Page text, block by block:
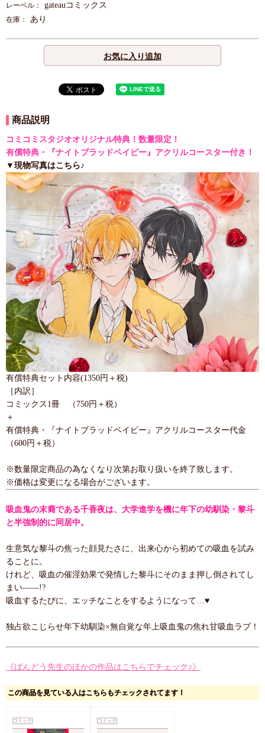
レーベル： gateauコミックス
在庫： あり
お気に入り追加
商品説明
コミコミスタジオオリジナル特典！数量限定！
有償特典・『ナイトブラッドベイビー』アクリルコースター付き！
▼現物写真はこちら♪
有償特典セット内容(1350円＋税)
［内訳］
コミックス1冊 （750円＋税）
＋
有償特典・『ナイトブラッドベイビー』アクリルコースター代金
（600円＋税）
※数量限定商品の為なくなり次第お取り扱いを終了致します。
※価格は変更になる場合がございます。
吸血鬼の末裔である千香夜は、大学進学を機に年下の幼馴染・黎斗
と半強制的に同居中。
生意気な黎斗の焦った顔見たさに、出来心から初めての吸血を試み
ることに。
けれど、吸血の催淫効果で発情した黎斗にそのまま押し倒されてし
まい――!?
吸血するたびに、エッチなことをするようになって…♥
独占欲こじらせ年下幼馴染×無自覚な年上吸血鬼の焦れ甘吸血ラブ！
《ばんどう先生のほかの作品はこちらでチェック♪》
この商品を見ている人はこちらもチェックされてます！
コミック コミック